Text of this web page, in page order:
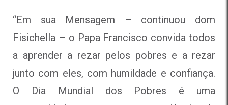
“Em sua Mensagem – continuou dom
Fisichella – o Papa Francisco convida todos
a aprender a rezar pelos pobres e a rezar
junto com eles, com humildade e confiança.
O Dia Mundial dos Pobres é uma